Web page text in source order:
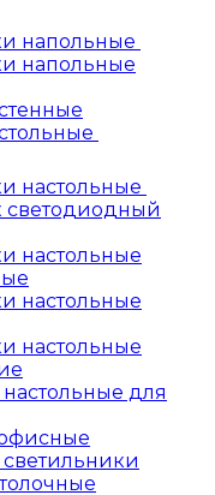
напольные
напольные
настольные
светодиодный
настольные
настольные
настольные
для